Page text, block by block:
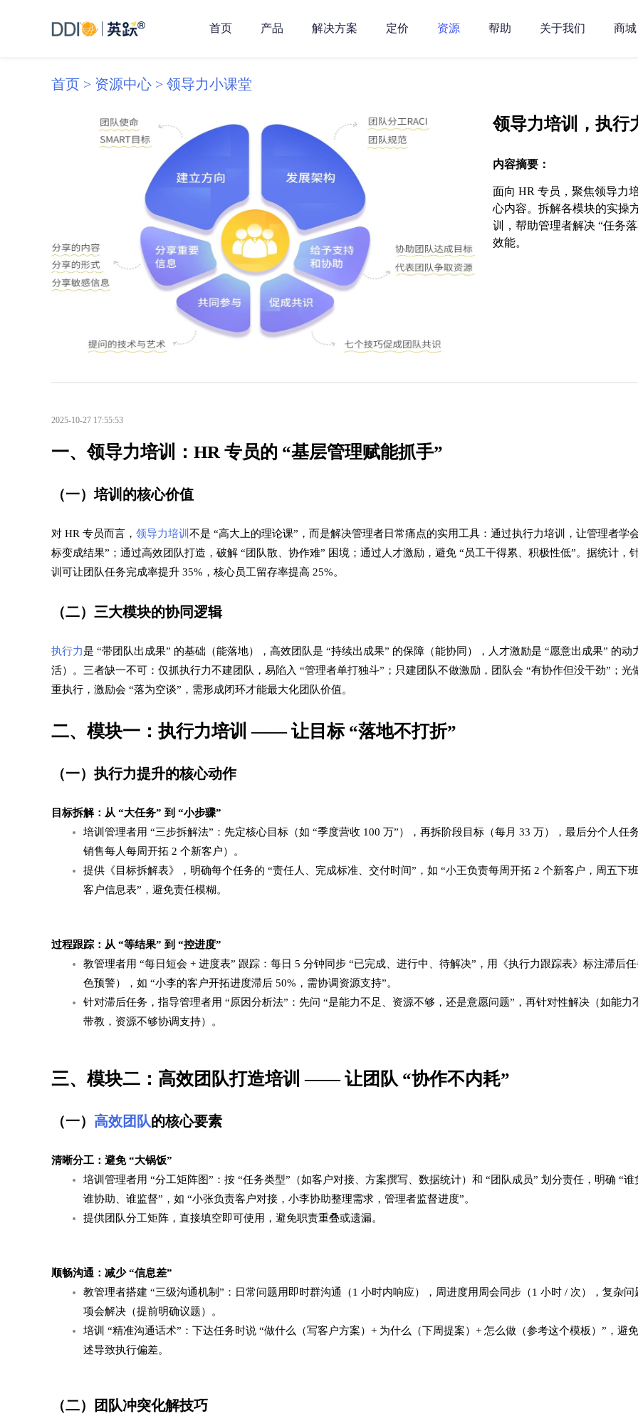
首页 产品 解决方案 定价 资源 帮助 关于我们 商城
首页 > 资源中心 > 领导力小课堂
领导力培训，执行
内容摘要：
面向 HR 专员，聚焦领导力
心内容。拆解各模块的实操
训，帮助管理者解决 “任务
效能。​
2025-10-27 17:55:53
一、领导力培训：HR 专员的 “基层管理赋能抓手”​
（一）培训的核心价值​
对 HR 专员而言， 领导力培训 不是 “高大上的理论课”，而是解决管理者日常痛点的实用工具：通过执行力培训，让管理者学
标变成结果”；通过高效团队打造，破解 “团队散、协作难” 困境；通过人才激励，避免 “员工干得累、积极性低”。据统计，
训可让团队任务完成率提升 35%，核心员工留存率提高 25%。​
（二）三大模块的协同逻辑​
执行力是 “带团队出成果” 的基础（能落地），高效团队是 “持续出成果” 的保障（能协同），人才激励是 “愿意出成果” 的动
活）。三者缺一不可：仅抓执行力不建团队，易陷入 “管理者单打独斗”；只建团队不做激励，团队会 “有协作但没干劲”；光
重执行，激励会 “落为空谈”，需形成闭环才能最大化团队价值。​
二、模块一：执行力培训 —— 让目标 “落地不打折”​
（一）执行力提升的核心动作​
目标拆解：从 “大任务” 到 “小步骤”​
培训管理者用 “三步拆解法”：先定核心目标（如 “季度营收 100 万”），再拆阶段目标（每月 33 万），最后分个人任
销售每人每周开拓 2 个新客户）。​
提供《目标拆解表》，明确每个任务的 “责任人、完成标准、交付时间”，如 “小王负责每周开拓 2 个新客户，周五下
客户信息表”，避免责任模糊。​
过程跟踪：从 “等结果” 到 “控进度”​
教管理者用 “每日短会 + 进度表” 跟踪：每日 5 分钟同步 “已完成、进行中、待解决”，用《执行力跟踪表》标注滞后
色预警），如 “小李的客户开拓进度滞后 50%，需协调资源支持”。​
针对滞后任务，指导管理者用 “原因分析法”：先问 “是能力不足、资源不够，还是意愿问题”，再针对性解决（如能力
带教，资源不够协调支持）。​
三、模块二：高效团队打造培训 —— 让团队 “协作不内耗”​
（一） 高效团队的核心要素​
清晰分工：避免 “大锅饭”​
培训管理者用 “分工矩阵图”：按 “任务类型”（如客户对接、方案撰写、数据统计）和 “团队成员” 划分责任，明确 “谁
谁协助、谁监督”，如 “小张负责客户对接，小李协助整理需求，管理者监督进度”。​
提供团队分工矩阵，直接填空即可使用，避免职责重叠或遗漏。​
顺畅沟通：减少 “信息差”​
教管理者搭建 “三级沟通机制”：日常问题用即时群沟通（1 小时内响应），周进度用周会同步（1 小时 / 次），复杂问
项会解决（提前明确议题）。​
培训 “精准沟通话术”：下达任务时说 “做什么（写客户方案）+ 为什么（下周提案）+ 怎么做（参考这个模板）”，避
述导致执行偏差。​
（二）团队冲突化解技巧​